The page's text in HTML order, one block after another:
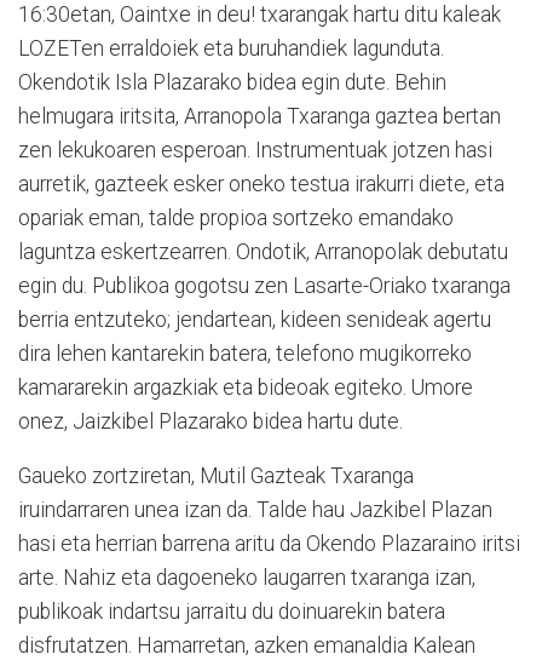
16:30etan, Oaintxe in deu! txarangak hartu ditu kaleak
LOZETen erraldoiek eta buruhandiek lagunduta.
Okendotik Isla Plazarako bidea egin dute. Behin
helmugara iritsita, Arranopola Txaranga gaztea bertan
zen lekukoaren esperoan. Instrumentuak jotzen hasi
aurretik, gazteek esker oneko testua irakurri diete, eta
opariak eman, talde propioa sortzeko emandako
laguntza eskertzearren. Ondotik, Arranopolak debutatu
egin du. Publikoa gogotsu zen Lasarte-Oriako txaranga
berria entzuteko; jendartean, kideen senideak agertu
dira lehen kantarekin batera, telefono mugikorreko
kamararekin argazkiak eta bideoak egiteko. Umore
onez, Jaizkibel Plazarako bidea hartu dute.
Gaueko zortziretan, Mutil Gazteak Txaranga
iruindarraren unea izan da. Talde hau Jazkibel Plazan
hasi eta herrian barrena aritu da Okendo Plazaraino iritsi
arte. Nahiz eta dagoeneko laugarren txaranga izan,
publikoak indartsu jarraitu du doinuarekin batera
disfrutatzen. Hamarretan, azken emanaldia Kalean